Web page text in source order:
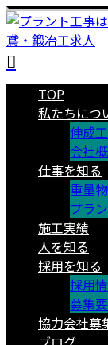
TOP
私たちにつ
伸成
会社
仕事を知る
重量
プラ
施工実績
人を知る
採用を知る
採用
募集
協力会社募